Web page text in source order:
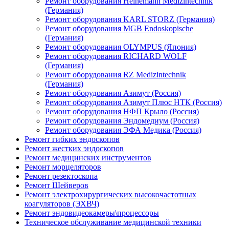
(Германия)
Ремонт оборудования KARL STORZ (Германия)
Ремонт оборудования MGB Endoskopische
(Германия)
Ремонт оборудования OLYMPUS (Япония)
Ремонт оборудования RICHARD WOLF
(Германия)
Ремонт оборудования RZ Medizintechnik
(Германия)
Ремонт оборудования Азимут (Россия)
Ремонт оборудования Азимут Плюс НТК (Россия)
Ремонт оборудования НФП Крыло (Россия)
Ремонт оборудования Эндомедиум (Россия)
Ремонт оборудования ЭФА Медика (Россия)
Ремонт гибких эндоскопов
Ремонт жестких эндоскопов
Ремонт медицинских инструментов
Ремонт морцеляторов
Ремонт резектоскопа
Ремонт Шейверов
Ремонт электрохирургических высокочастотных
коагуляторов (ЭХВЧ)
Ремонт эндовидеокамеры\процессоры
Техническое обслуживание медицинской техники